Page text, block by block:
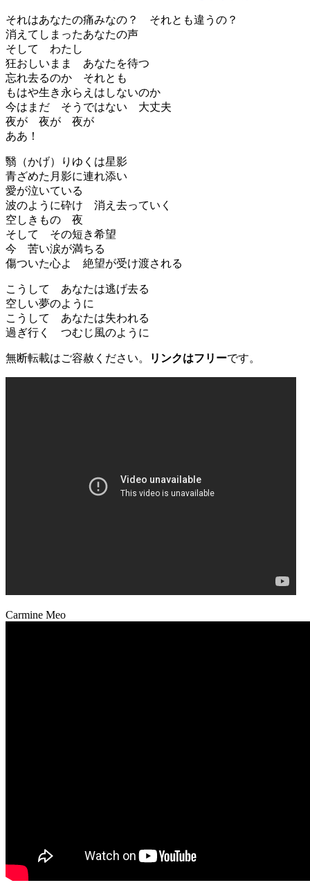
それはあなたの痛みなの？ それとも違うの？
消えてしまったあなたの声
そして わたし
狂おしいまま あなたを待つ
忘れ去るのか それとも
もはや生き永らえはしないのか
今はまだ そうではない 大丈夫
夜が 夜が 夜が
ああ！
翳（かげ）りゆくは星影
青ざめた月影に連れ添い
愛が泣いている
波のように砕け 消え去っていく
空しきもの 夜
そして その短き希望
今 苦い涙が満ちる
傷ついた心よ 絶望が受け渡される
こうして あなたは逃げ去る
空しい夢のように
こうして あなたは失われる
過ぎ行く つむじ風のように
無断転載はご容赦ください。 リンクはフリーです。
Carmine Meo